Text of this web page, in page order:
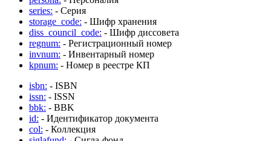
series: - Серия
storage_code: - Шифр хранения
diss_council_code: - Шифр диссовета
regnum: - Регистрационный номер
invnum: - Инвентарный номер
kpnum: - Номер в реестре КП
isbn: - ISBN
issn: - ISSN
bbk: - BBK
id: - Идентификатор документа
col: - Коллекция